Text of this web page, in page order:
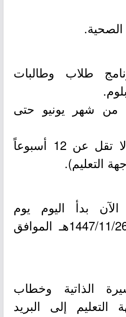
طلاب وطالبات
من شهر يونيو حتى
- مدة التدريب: لا تقل عن 12 أسبوعاً
التعليم).
بدأ اليوم يوم
الخميس بتاريخ 1447/11/26هـ الموافق
الذاتية وخطاب
إلى البريد